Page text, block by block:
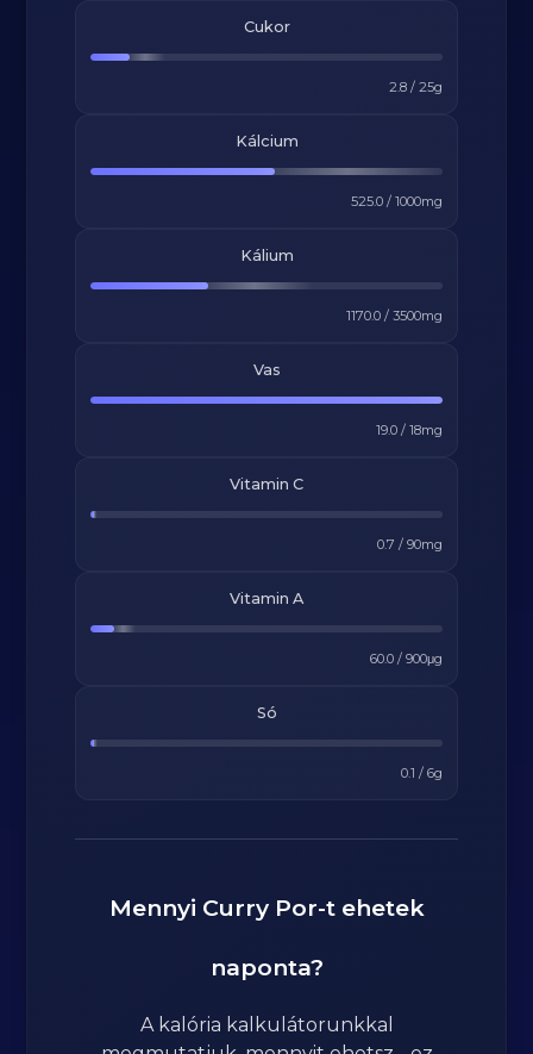
Cukor
2.8/ 25g
Kálcium
525.0/ 1000mg
Kálium
1170.0/ 3500mg
Vas
19.0/ 18mg
Vitamin C
0.7 / 90mg
Vitamin A
60.0/ 900μg
Só
0.1 / 6g
Mennyi Curry Por-t ehetek
naponta?
A kalória kalkulátorunkkal